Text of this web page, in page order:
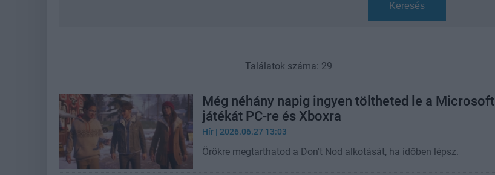
Keresés
Találatok száma: 29
Még néhány napig ingyen töltheted le a Microsoft
játékát PC-re és Xboxra
Hír | 2026.06.27 13:03
Örökre megtarthatod a Don't Nod alkotását, ha időben lépsz.